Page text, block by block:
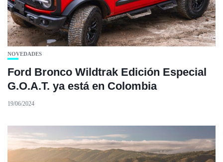
NOVEDADES
Ford Bronco Wildtrak Edición Especial
G.O.A.T. ya está en Colombia
19/06/2024